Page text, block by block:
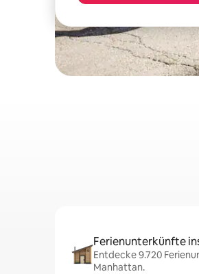
Ferienunterkünfte
Entdecke 9.720
Manhattan.